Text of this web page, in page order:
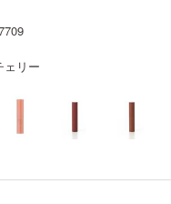
ェリー